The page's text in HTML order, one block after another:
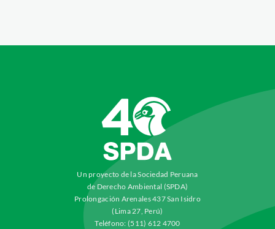
Un proyecto de la Sociedad Peruana
de Derecho Ambiental (SPDA)
Prolongación Arenales 437 San Isidro
(Lima 27, Perú)
Teléfono: (511) 612 4700